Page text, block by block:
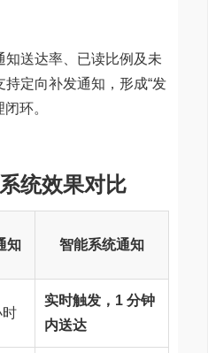
知送达率、已读比例及未
定向补发通知，形成“发
环。
统效果对比
知 智能系统通知
时
实时触发，1 分钟
内送达